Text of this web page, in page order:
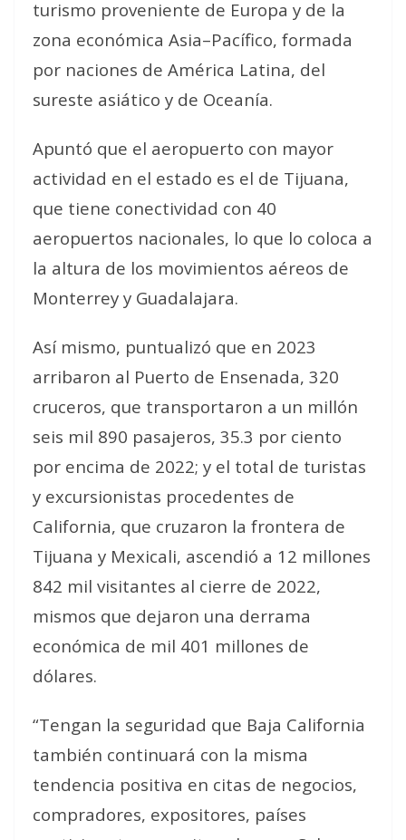
turismo proveniente de Europa y de la
zona económica Asia–Pacífico, formada
por naciones de América Latina, del
sureste asiático y de Oceanía.
Apuntó que el aeropuerto con mayor
actividad en el estado es el de Tijuana,
que tiene conectividad con 40
aeropuertos nacionales, lo que lo coloca a
la altura de los movimientos aéreos de
Monterrey y Guadalajara.
Así mismo, puntualizó que en 2023
arribaron al Puerto de Ensenada, 320
cruceros, que transportaron a un millón
seis mil 890 pasajeros, 35.3 por ciento
por encima de 2022; y el total de turistas
y excursionistas procedentes de
California, que cruzaron la frontera de
Tijuana y Mexicali, ascendió a 12 millones
842 mil visitantes al cierre de 2022,
mismos que dejaron una derrama
económica de mil 401 millones de
dólares.
“Tengan la seguridad que Baja California
también continuará con la misma
tendencia positiva en citas de negocios,
compradores, expositores, países